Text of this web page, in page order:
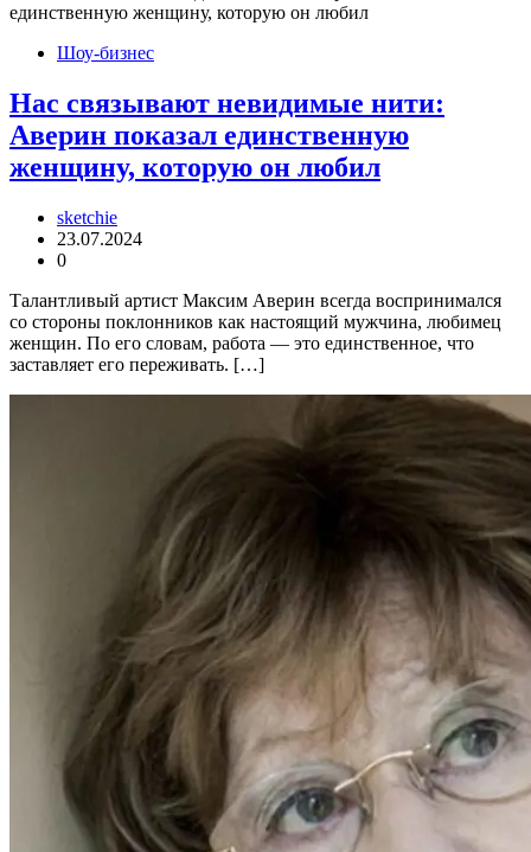
Шоу-бизнес
Нас связывают невидимые нити:
Аверин показал единственную
женщину, которую он любил
sketchie
23.07.2024
0
Талантливый артист Максим Аверин всегда воспринимался
со стороны поклонников как настоящий мужчина, любимец
женщин. По его словам, работа — это единственное, что
заставляет его переживать. […]